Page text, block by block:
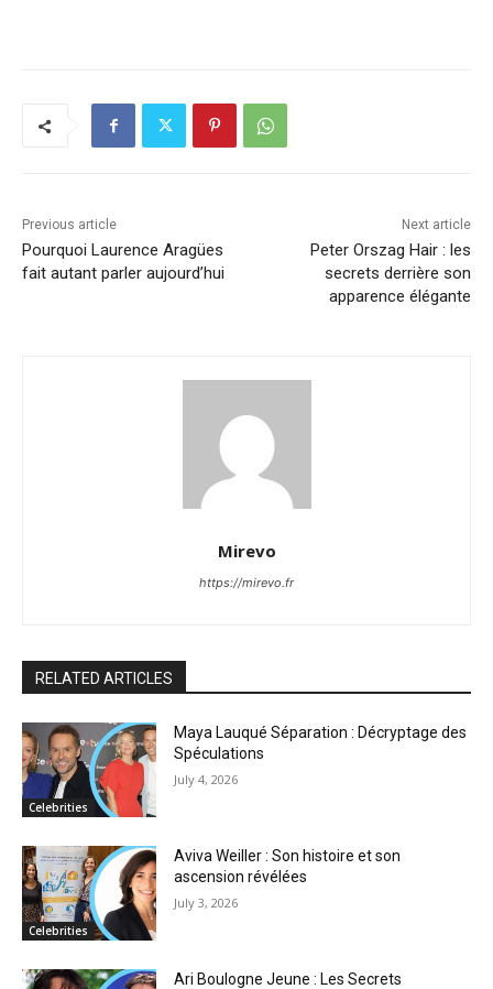
Previous article
Pourquoi Laurence Aragües
fait autant parler aujourd’hui
Next article
Peter Orszag Hair : les
secrets derrière son
apparence élégante
Mirevo
https://mirevo.fr
RELATED ARTICLES
Celebrities
Maya Lauqué Séparation : Décryptage des
Spéculations
July 4, 2026
Celebrities
Aviva Weiller : Son histoire et son
ascension révélées
July 3, 2026
Ari Boulogne Jeune : Les Secrets